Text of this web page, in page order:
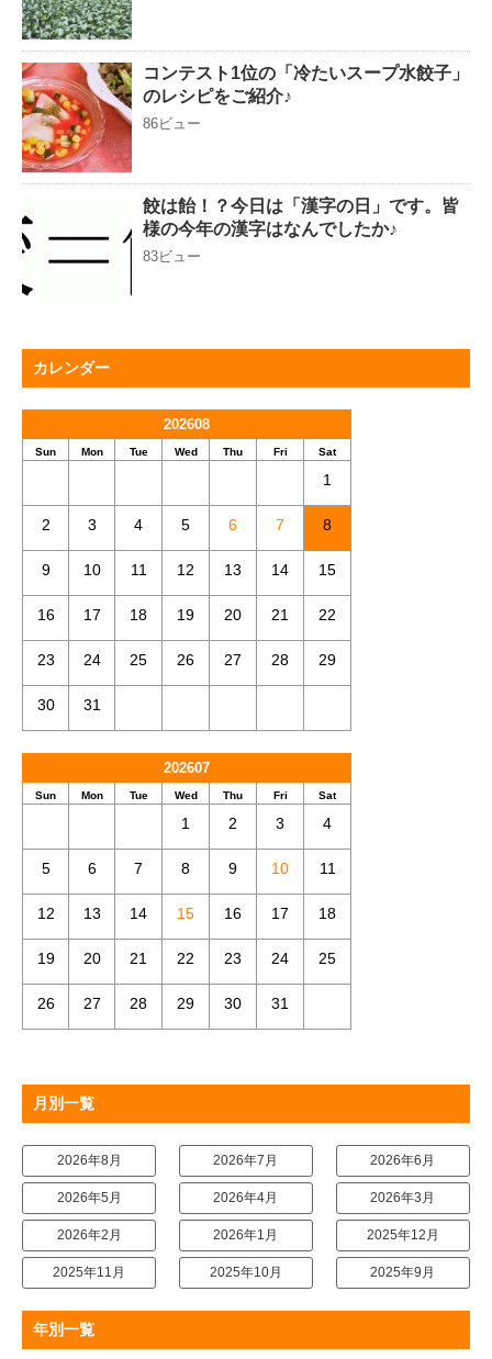
コンテスト1位の「冷たいスープ水餃子」
のレシピをご紹介♪
86ビュー
餃は飴！？今日は「漢字の日」です。皆
様の今年の漢字はなんでしたか♪
83ビュー
カレンダー
202608
Sun Mon Tue Wed Thu Fri Sat
1
2 3 4 5 6 7 8
9 10 11 12 13 14 15
16 17 18 19 20 21 22
23 24 25 26 27 28 29
30 31
202607
Sun Mon Tue Wed Thu Fri Sat
1 2 3 4
5 6 7 8 9 10 11
12 13 14 15 16 17 18
19 20 21 22 23 24 25
26 27 28 29 30 31
月別一覧
2026年8月 2026年7月 2026年6月
2026年5月 2026年4月 2026年3月
2026年2月 2026年1月 2025年12月
2025年11月 2025年10月 2025年9月
年別一覧